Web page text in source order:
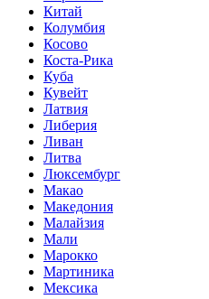
Китай
Колумбия
Косово
Коста-Рика
Куба
Кувейт
Латвия
Либерия
Ливан
Литва
Люксембург
Макао
Македония
Малайзия
Мали
Марокко
Мартиника
Мексика